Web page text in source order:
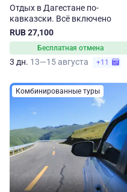
Отдых в Дагестане по-
кавказски. Всё включено
RUB 27,100
Бесплатная отмена
3 дн. 13—15 августа +11
Комбинированные туры